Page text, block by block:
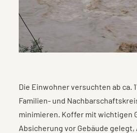
Die Einwohner versuchten ab ca.
Familien- und
minimieren. Koffer mit wichtigen
Absicherung vor Gebäude